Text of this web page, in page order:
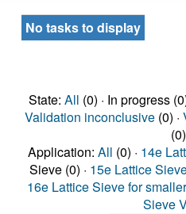
No tasks to display
State: All (0) · In progress
Validation inconclusive(0) ·
(0)
Application: All (0) · 14e
Sieve (0) · 15e Lattice
16e Lattice Sieve for
Sieve